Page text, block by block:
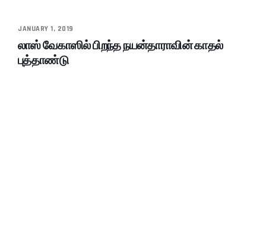
JANUARY 1, 2019
லாஸ் வேகாஸில் பிறந்த நயன்தாராவின் காதல்
புத்தாண்டு